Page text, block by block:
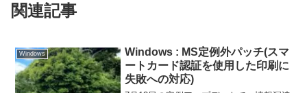
関連記事
Windows
Windows : MS定例外パッチ(スマ
ートカード認証を使用した印刷に
失敗への対応)